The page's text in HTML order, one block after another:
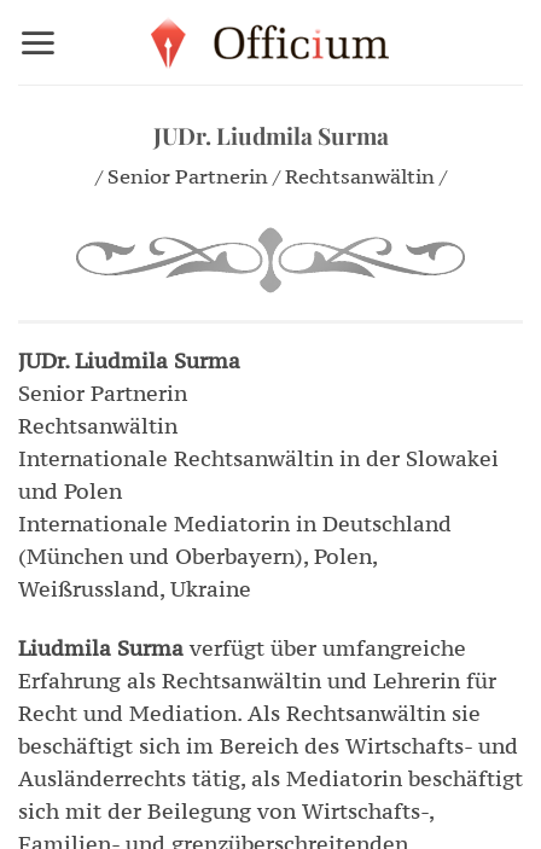
Inhalt
JUDr. Liudmila Surma
/ Senior Partnerin / Rechtsanwältin /
JUDr. Liudmila Surma
Senior Partnerin
Rechtsanwältin
Internationale Rechtsanwältin in der Slowakei
und Polen
Internationale Mediatorin in Deutschland
(München und Oberbayern), Polen,
Weißrussland, Ukraine
Liudmila Surmaverfügt über umfangreiche
Erfahrung als Rechtsanwältin und Lehrerin für
Recht und Mediation. Als Rechtsanwältin sie
beschäftigt sich im Bereich des Wirtschafts- und
Ausländerrechts tätig, als Mediatorin beschäftigt
sich mit der Beilegung von Wirtschafts-,